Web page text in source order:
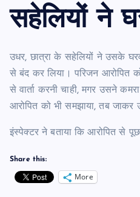
सहेल‍ियों ने
उधर, छात्रा के सहेलियों ने उसके
से बंद कर लिया। परिजन आरोपित
से वार्ता करनी चाही, मगर उसने
आरोपित को भी समझाया, तब जाकर
इंस्पेक्टर ने बताया कि आरोपित से
Share this:
More